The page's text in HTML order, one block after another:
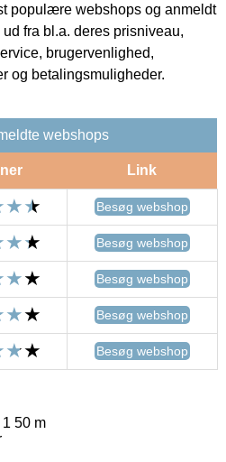
populære webshops og anmeldt
fra bl.a. deres prisniveau,
brugervenlighed,
og betalingsmuligheder.
webshops
Link
Besøg webshop
Besøg webshop
Besøg webshop
Besøg webshop
Besøg webshop
50 m